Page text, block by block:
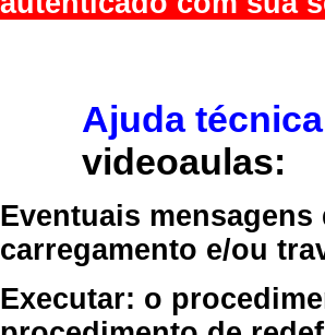
Ajuda
videoaulas:
Eventuais
carregamento e/ou
Executar: o